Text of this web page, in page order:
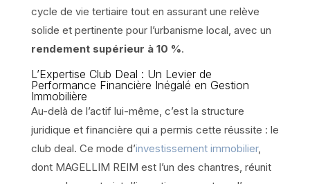
cycle de vie tertiaire tout en assurant une relève
solide et pertinente pour l’urbanisme local, avec un
rendement supérieur à 10 %.
L’Expertise Club Deal : Un Levier de
Performance Financière Inégalé en Gestion
Immobilière
Au-delà de l’actif lui-même, c’est la structure
juridique et financière qui a permis cette réussite : le
club deal. Ce mode d’investissement immobilier,
dont MAGELLIM REIM est l’un des chantres, réunit